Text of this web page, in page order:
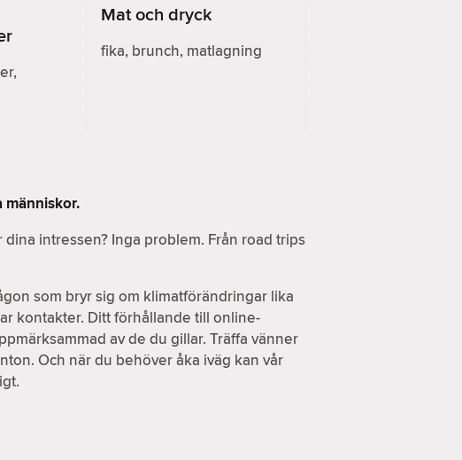
Mat och dryck
fika, brunch, matlagning
människor.
intressen? Inga problem. Från road trips
som bryr sig om klimatförändringar lika
kontakter. Ditt förhållande till online-
av de du gillar. Träffa vänner
Och när du behöver åka iväg kan vår